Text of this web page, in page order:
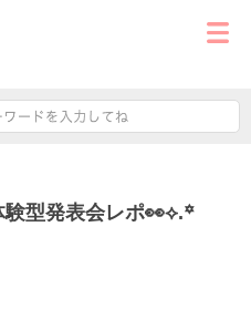
験型発表会レポ👀⟡.꙳